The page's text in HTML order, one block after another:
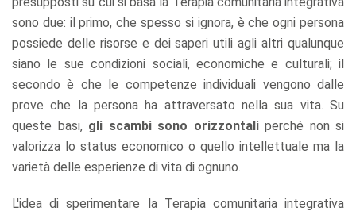
sono due: il primo, che spesso si ignora, è che ogni persona
possiede delle risorse e dei saperi utili agli altri qualunque
siano le sue condizioni sociali, economiche e culturali; il
secondo è che le competenze individuali vengono dalle
prove che la persona ha attraversato nella sua vita. Su
queste basi, gli scambi sono orizzontaliperché non si
valorizza lo status economico o quello intellettuale ma la
varietà delle esperienze di vita di ognuno.
L'idea di sperimentare la Terapia comunitaria integrativa